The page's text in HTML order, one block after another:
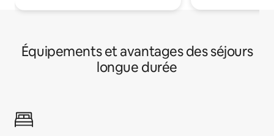
Équipements et avantages des séjours
longue durée